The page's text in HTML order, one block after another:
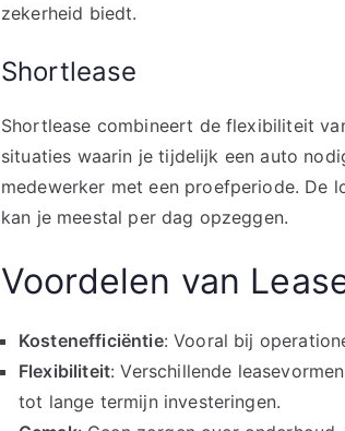
zekerheid biedt.
Shortlease
Shortlease combineert de flexibiliteit
situaties waarin je tijdelijk een auto
medewerker met een proefperiode. De
kan je meestal per dag opzeggen.
Voordelen van
Kostenefficiëntie: Vooral bij
Flexibiliteit: Verschillende
tot lange termijn investeringen.